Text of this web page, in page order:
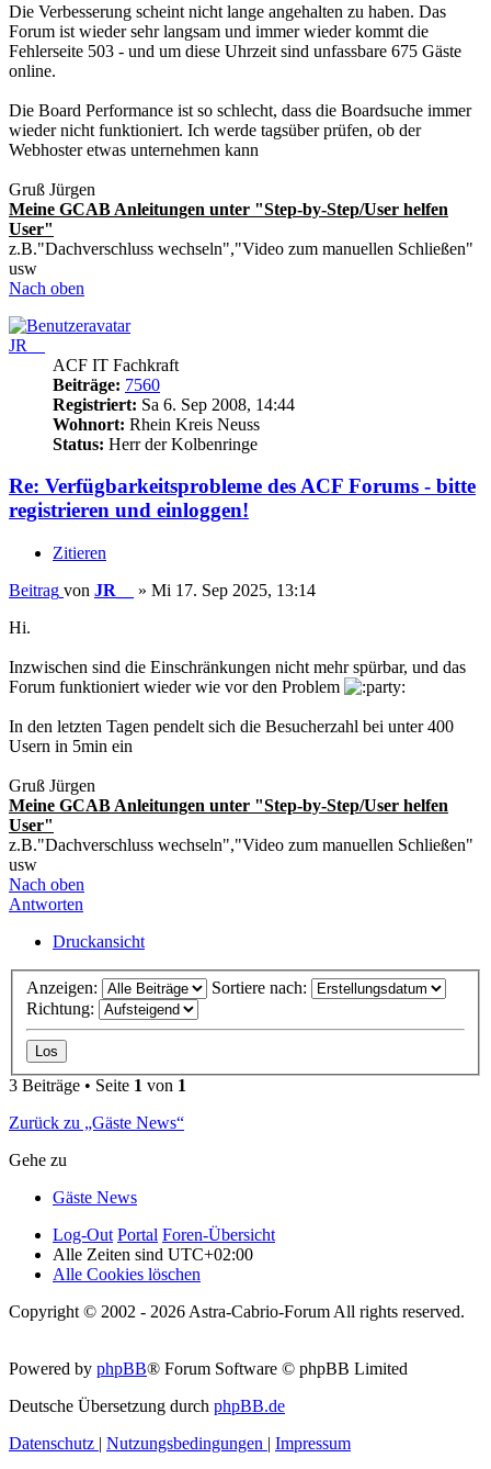
Die Verbesserung scheint nicht lange angehalten zu haben. Das
Forum ist wieder sehr langsam und immer wieder kommt die
Fehlerseite 503 - und um diese Uhrzeit sind unfassbare 675 Gäste
online.
Die Board Performance ist so schlecht, dass die Boardsuche immer
wieder nicht funktioniert. Ich werde tagsüber prüfen, ob der
Webhoster etwas unternehmen kann
Gruß Jürgen
Meine GCAB Anleitungen unter "Step-by-Step/User helfen
User"
z.B."Dachverschluss wechseln","Video zum manuellen Schließen"
usw
Nach oben
JR__
ACF IT Fachkraft
Beiträge: 7560
Registriert: Sa 6. Sep 2008, 14:44
Wohnort: Rhein Kreis Neuss
Status: Herr der Kolbenringe
Re: Verfügbarkeitsprobleme des ACF Forums - bitte
registrieren und einloggen!
Zitieren
Beitrag von JR__ » Mi 17. Sep 2025, 13:14
Hi.
Inzwischen sind die Einschränkungen nicht mehr spürbar, und das
Forum funktioniert wieder wie vor den Problem
In den letzten Tagen pendelt sich die Besucherzahl bei unter 400
Usern in 5min ein
Gruß Jürgen
Meine GCAB Anleitungen unter "Step-by-Step/User helfen
User"
z.B."Dachverschluss wechseln","Video zum manuellen Schließen"
usw
Nach oben
Antworten
Druckansicht
Anzeigen:
Sortiere nach:
Richtung:
3 Beiträge • Seite 1 von 1
Zurück zu „Gäste News“
Gehe zu
Gäste News
Log-Out Portal Foren-Übersicht
Alle Zeiten sind UTC+02:00
Alle Cookies löschen
Copyright © 2002 - 2026 Astra-Cabrio-Forum All rights reserved.
Powered by phpBB® Forum Software © phpBB Limited
Deutsche Übersetzung durch phpBB.de
Datenschutz | Nutzungsbedingungen | Impressum